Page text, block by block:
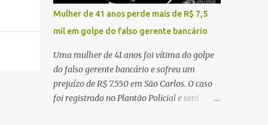
trancadas, permaneceu com a chave de
ignição e se ausentou do local por cerca de
dez minutos para buscar ajuda. Ao retornar,
constatou que o automóvel havia
desaparecido. A vítima realizou buscas pelas
imediações, mas não conseguiu localizar o
veículo. Conforme o boletim, um menino de
Mulher de 41 anos perde mais de R$ 7,5
mil em golpe do falso gerente bancário
Uma mulher de 41 anos foi vítima do golpe
do falso gerente bancário e sofreu um
prejuízo de R$ 7.550 em São Carlos. O caso
foi registrado no Plantão Policial e será